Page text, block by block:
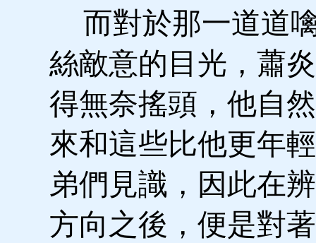
而對於那一道道
絲敵意的目光，蕭
得無奈搖頭，他自
來和這些比他更年
弟們見識，因此在
方向之後，便是對